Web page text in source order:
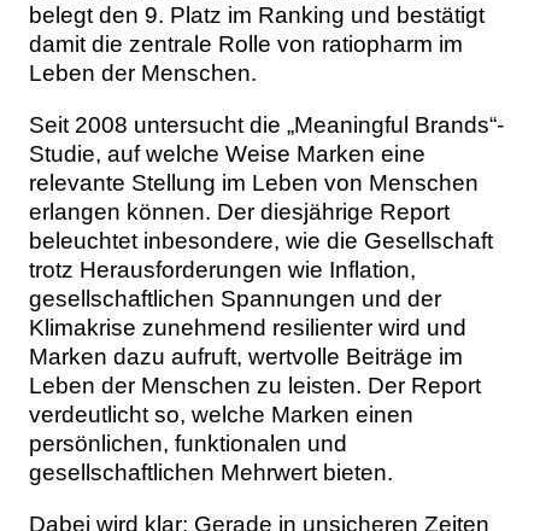
belegt den 9. Platz im Ranking und bestätigt
damit die zentrale Rolle von ratiopharm im
Leben der Menschen.
Seit 2008 untersucht die „Meaningful Brands“-
Studie, auf welche Weise Marken eine
relevante Stellung im Leben von Menschen
erlangen können. Der diesjährige Report
beleuchtet inbesondere, wie die Gesellschaft
trotz Herausforderungen wie Inflation,
gesellschaftlichen Spannungen und der
Klimakrise zunehmend resilienter wird und
Marken dazu aufruft, wertvolle Beiträge im
Leben der Menschen zu leisten. Der Report
verdeutlicht so, welche Marken einen
persönlichen, funktionalen und
gesellschaftlichen Mehrwert bieten.
Dabei wird klar: Gerade in unsicheren Zeiten